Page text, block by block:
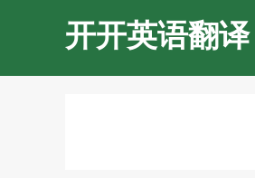
开开英语翻译